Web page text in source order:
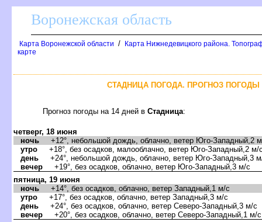
оронежская область
Карта Воронежской области /
Карта Нижнедевицкого района.
карте
СТАДНИЦА ПОГОДА. ПРОГНОЗ ПОГОДЫ
Прогноз погоды на 14 дней Стадница:
четверг, 18 июня
ночь +12°, небольшой дождь, облачно, ветер Юго-Западный,2
утро +18°, без осадков, малооблачно, ветер Юго-Западный,2 м/
день +24°, небольшой дождь, облачно, ветер Юго-Западный,3
ечер +19°, без осадков, облачно, ветер Юго-Западный,3 м/с
пятница, 19 июня
ночь +14°, без осадков, облачно, ветер Западный,1 м/с
утро +17°, без осадков, облачно, ветер Западный,3 м/с
день +24°, без осадков, облачно, ветер Северо-Западный,3 м/с
ечер +20°, без осадков, облачно, ветер Северо-Западный,1 м/с